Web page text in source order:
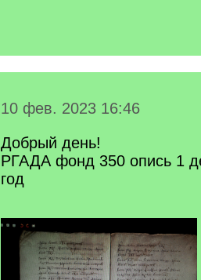
10 фев. 2023 16:46
Добрый день!
РГАДА фонд 350 опись 1
год